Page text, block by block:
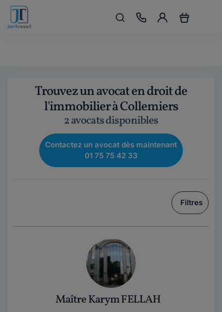
Trouvez un avocat en droit de
l'immobilier à Collemiers
2 avocats disponibles
Contactez un avocat dès maintenant
01 75 75 42 33
Filtres
Maître Karym FELLAH